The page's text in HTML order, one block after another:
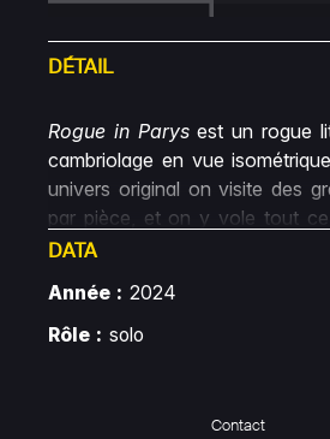
DÉTAIL
Rogue in Parysest un rogue
cambriolage en vue
univers original on visite des
par pièce, et on y vole tout
– et peut – emporter. Il faut
inventaire car le temps est
DATA
Année : 2024
Rôle : solo
Contact